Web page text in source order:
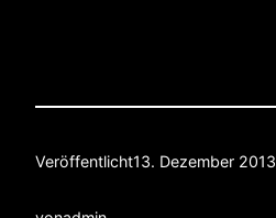
Veröffentlicht13. Dezember 2013